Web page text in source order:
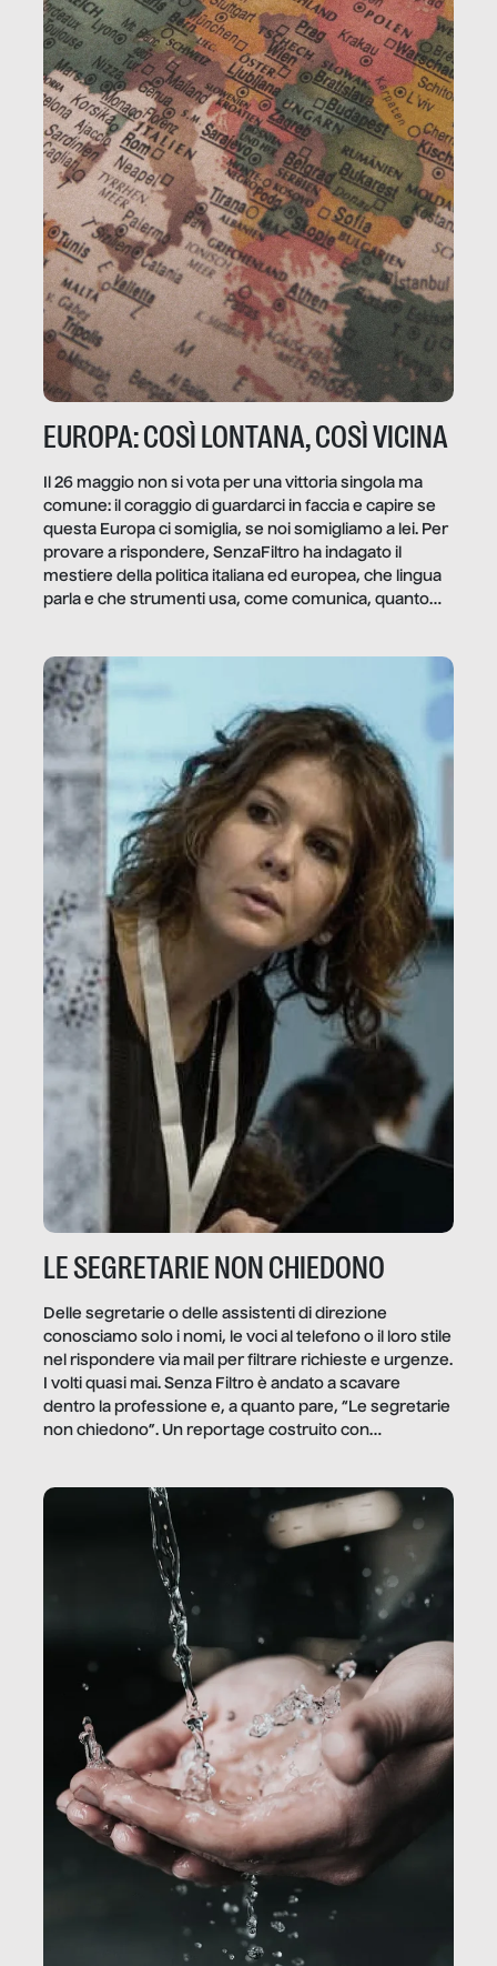
EUROPA: COSÌ LONTANA, COSÌ VICINA
Il 26 maggio non si vota per una vittoria singola ma
comune: il coraggio di guardarci in faccia e capire se
questa Europa ci somiglia, se noi somigliamo a lei. Per
provare a rispondere, SenzaFiltro ha indagato il
mestiere della politica italiana ed europea, che lingua
parla e che strumenti usa, come comunica, quanto
LE SEGRETARIE NON CHIEDONO
Delle segretarie o delle assistenti di direzione
conosciamo solo i nomi, le voci al telefono o il loro stile
nel rispondere via mail per filtrare richieste e urgenze.
I volti quasi mai. Senza Filtro è andato a scavare
dentro la professione e, a quanto pare, “Le segretarie
non chiedono”. Un reportage costruito con